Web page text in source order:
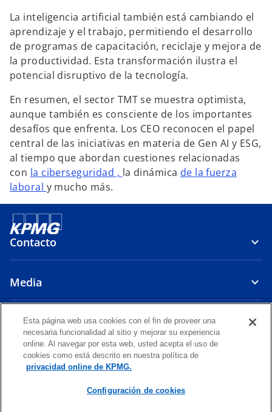
La inteligencia artificial también está cambiando el
aprendizaje y el trabajo, permitiendo el desarrollo
de programas de capacitación, reciclaje y mejora de
la productividad. Esta transformación ilustra el
potencial disruptivo de la tecnología.
En resumen, el sector TMT se muestra optimista,
aunque también es consciente de los importantes
desafíos que enfrenta. Los CEO reconocen el papel
central de las iniciativas en materia de Gen AI y ESG,
al tiempo que abordan cuestiones relacionadas
con la ciberseguridad , la dinámica de la fuerza
laboral y mucho más.
Contacto
Media
Compañía
s
e
b
s
e
b
s
e
b
s
e
b
s
Esta página web usa cookies con el fin de proveer una
necesaria funcionalidad al sitio y mejorar su experiencia
online. Al navegar por esta web, usted acepta el uso de
cookies como está descrito en nuestra política de
privacidad online de KPMG.
Configuración de cookies